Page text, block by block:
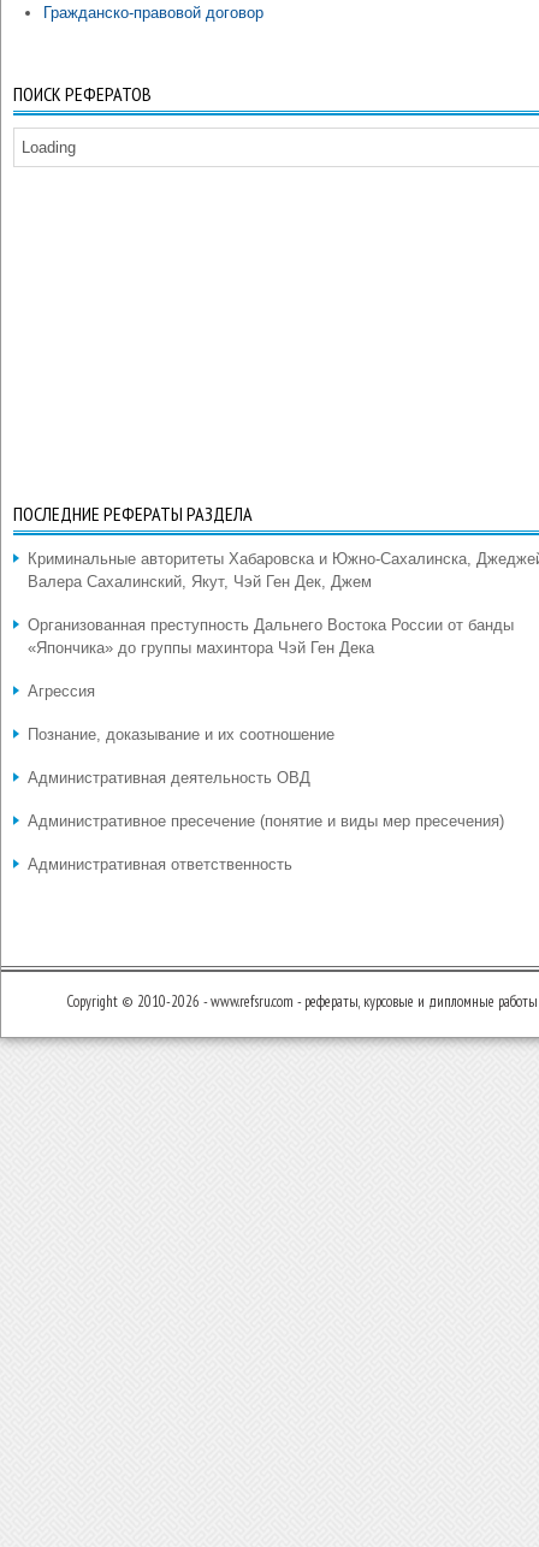
Гражданско-правовой договор
ПОИСК РЕФЕРАТОВ
Loading
ПОСЛЕДНИЕ РЕФЕРАТЫ РАЗДЕЛА
Криминальные авторитеты Хабаровска и Южно-Сахалинска,
Валера Сахалинский, Якут, Чэй Ген Дек, Джем
Организованная преступность Дальнего Востока России от банды
«Япончика» до группы махинтора Чэй Ген Дека
Агрессия
Познание, доказывание и их соотношение
Административная деятельность ОВД
Административное пресечение (понятие и виды мер пресечения)
Административная ответственность
Copyright © 2010-2026 - www.refsru.com - рефераты, курсовые и дипломные работы